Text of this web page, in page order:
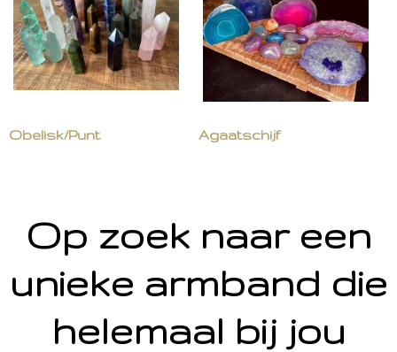
Obelisk/Punt Agaatschijf
Op zoek naar een
unieke armband die
helemaal bij jou